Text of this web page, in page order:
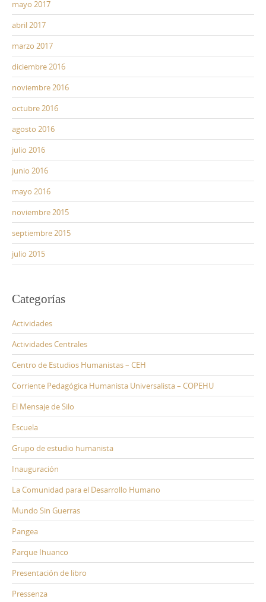
mayo 2017
abril 2017
marzo 2017
diciembre 2016
noviembre 2016
octubre 2016
agosto 2016
julio 2016
junio 2016
mayo 2016
noviembre 2015
septiembre 2015
julio 2015
Categorías
Actividades
Actividades Centrales
Centro de Estudios Humanistas – CEH
Corriente Pedagógica Humanista Universalista – COPEHU
El Mensaje de Silo
Escuela
Grupo de estudio humanista
Inauguración
La Comunidad para el Desarrollo Humano
Mundo Sin Guerras
Pangea
Parque Ihuanco
Presentación de libro
Pressenza